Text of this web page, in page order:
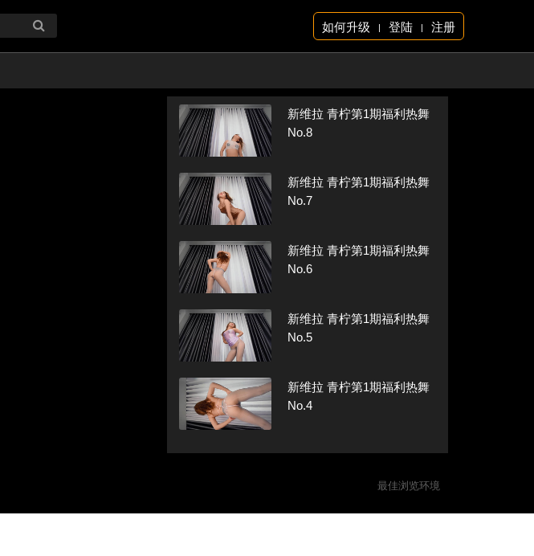
如何升级 | 登陆 | 注册
最佳浏览环境
新维拉 青柠第1期福利热舞
No.8
新维拉 青柠第1期福利热舞
No.7
新维拉 青柠第1期福利热舞
No.6
新维拉 青柠第1期福利热舞
No.5
新维拉 青柠第1期福利热舞
No.4